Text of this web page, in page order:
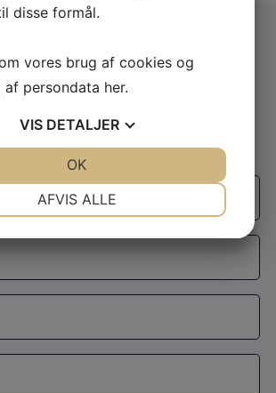
konsulentbesøg eller et
gratis tilbud
og vi kontakter dig
disse formål.
vores brug af cookies og
af persondata her.
VIS DETALJER
AFVIS ALLE
OK